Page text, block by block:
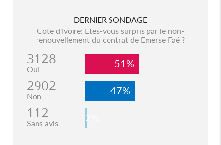
DERNIER SONDAGE
Côte d'Ivoire: Etes-vous surpris par le non-
renouvellement du contrat de Emerse Faé ?
3128
Oui 51%
2902
Non 47%
112
Sans avis 2%